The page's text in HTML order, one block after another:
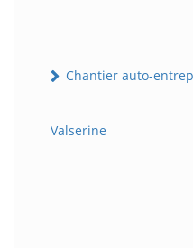
Chantier auto-
Valserine